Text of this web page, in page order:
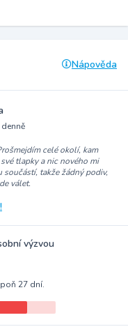
Nápověda
celé okolí, kam
tlapky a nic nového mi
součástí, takže žádný podiv,
válet.
výzvou
27 dní.